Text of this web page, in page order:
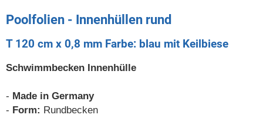
Poolfolien - Innenhüllen rund
T 120 cm x 0,8 mm Farbe: blau mit Keilbiese
Schwimmbecken Innenhülle
- Made in Germany
- Form: Rundbecken